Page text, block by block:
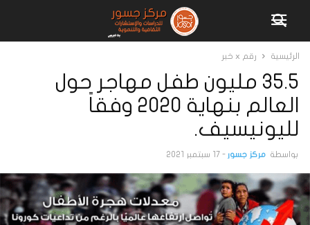
الرئيسية رقم x خبر
35.5 مليون طفل مهاجر حول
العالم بنهاية 2020 وفقاً
لليونيسيف.
بواسطة مركز جسور - 17 سبتمبر 2021